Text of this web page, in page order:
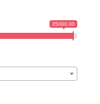
35000.00